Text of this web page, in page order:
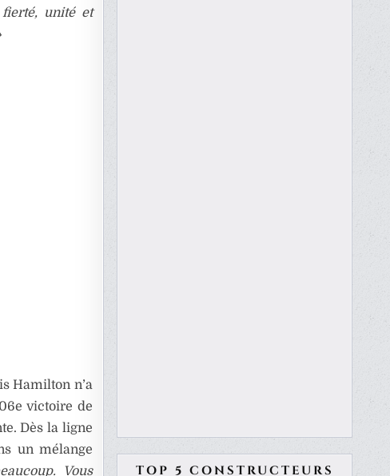
unité et
Hamilton n’a
victoire de
Dès la ligne
un mélange
Vous
TOP 5 CONSTRUCTEURS